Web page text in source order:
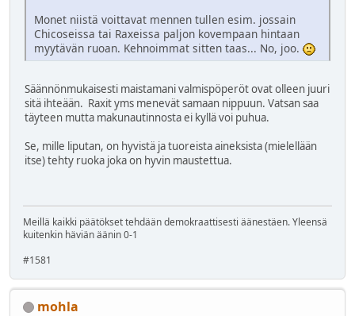
Monet niistä voittavat mennen tullen esim. jossain
Chicoseissa tai Raxeissa paljon kovempaan hintaan
myytävän ruoan. Kehnoimmat sitten taas... No, joo.
Säännönmukaisesti maistamani valmispöperöt ovat olleen juuri
sitä ihteään. Raxit yms menevät samaan nippuun. Vatsan saa
täyteen mutta makunautinnosta ei kyllä voi puhua.
Se, mille liputan, on hyvistä ja tuoreista aineksista (mielellään
itse) tehty ruoka joka on hyvin maustettua.
Meillä kaikki päätökset tehdään demokraattisesti äänestäen. Yleensä
kuitenkin häviän äänin 0-1
#1581
mohla